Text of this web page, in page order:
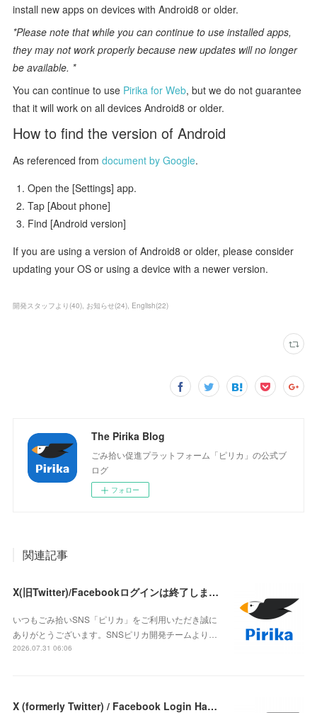
install new apps on devices with Android8 or older.
*Please note that while you can continue to use installed apps,
they may not work properly because new updates will no longer
be available. *
You can continue to use Pirika for Web, but we do not guarantee
that it will work on all devices Android8 or older.
How to find the version of Android
As referenced fromdocument by Google.
Open the [Settings] app.
Tap [About phone]
Find [Android version]
If you are using a version of Android8 or older, please consider
updating your OS or using a device with a newer version.
開発スタッフより (40) お知らせ(24) English(22)
The Pirika Blog
ごみ拾い促進プラットフォーム「ピリカ」の公式ブ
ログ
フォロー
関連記事
X(旧Twitter)/Facebookログインは終了しました
いつもごみ拾いSNS「ピリカ」をご利用いただき誠に
ありがとうございます。SNSピリカ開発チームより…
2026.07.31 06:06
X (formerly Twitter) / Facebook Login Has Ended